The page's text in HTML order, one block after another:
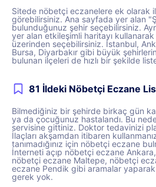
Sitede nöbetçi eczanelere ek olarak
görebilirsiniz. Ana sayfada yer alan
bulunduğunuz şehir seçebilirsiniz.
yer alan etkileşimli haritayı
üzerinden seçebilirsiniz. İstanbul,
Bursa, Diyarbakır gibi büyük
bulunan ilçeleri de hızlı bir şekilde
81 İldeki Nöbetçi Eczane
Bilmediğiniz bir şehirde birkaç gün
ya da çocuğunuz hastalandı. Bu
servisine gittiniz. Doktor tedavinizi
İlaçları akşamdan itibaren
tanımadığınız için nöbetçi eczane
İnterneti açıp nöbetçi eczane
nöbetçi eczane Maltepe, nöbetçi
eczane Pendik gibi aramalar
gerek yok.